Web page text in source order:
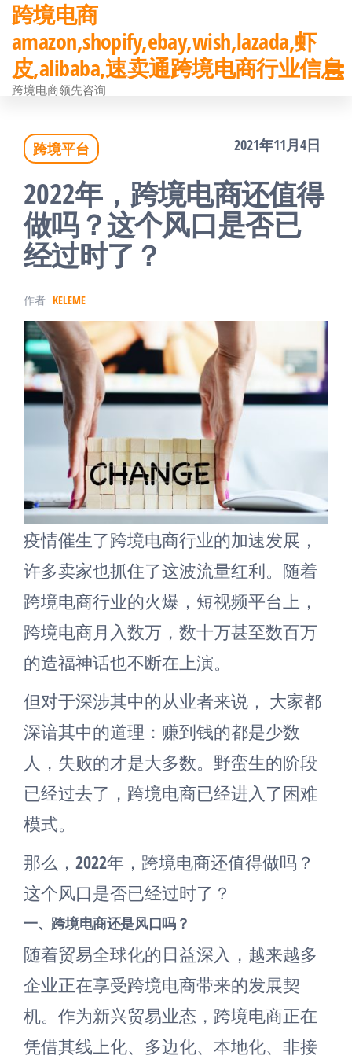
前
往
内
跨境电商
amazon,shopify,ebay,wish,lazada,虾
皮,alibaba,速卖通跨境电商行业信息
跨境电商领先咨询
跨境平台 2021年11月4日
2022年，跨境电商还值得
做吗？这个风口是否已
经过时了？
作者 KELEME
疫情催生了跨境电商行业的加速发展，
许多卖家也抓住了这波流量红利。随着
跨境电商行业的火爆，短视频平台上，
跨境电商月入数万，数十万甚至数百万
的造福神话也不断在上演。
但对于深涉其中的从业者来说， 大家都
深谙其中的道理：赚到钱的都是少数
人，失败的才是大多数。野蛮生的阶段
已经过去了，跨境电商已经进入了困难
模式。
那么，2022年，跨境电商还值得做吗？
这个风口是否已经过时了？
一、跨境电商还是风口吗？
随着贸易全球化的日益深入，越来越多
企业正在享受跨境电商带来的发展契
机。作为新兴贸易业态，跨境电商正在
凭借其线上化、多边化、本地化、非接